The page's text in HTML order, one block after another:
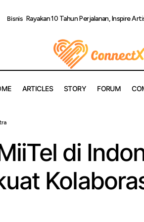
Bisnis Rayakan 10 Tahun Perjalanan, Inspire
ARTICLES STORY FORUM
Solusi MiiTel di Indonesia,
di